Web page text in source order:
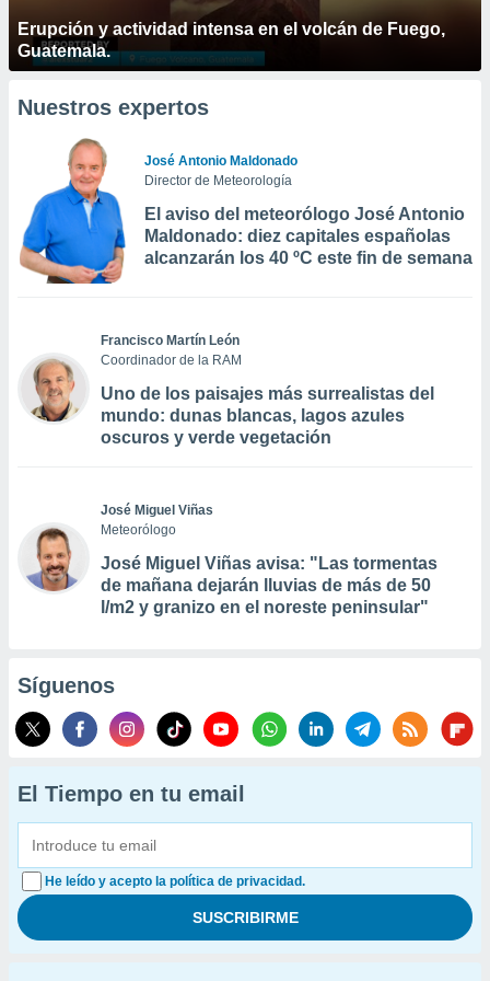
Erupción y actividad intensa en el volcán de Fuego,
Guatemala.
Nuestros expertos
José Antonio Maldonado
Director de Meteorología
El aviso del meteorólogo José Antonio
Maldonado: diez capitales españolas
alcanzarán los 40 ºC este fin de semana
Francisco Martín León
Coordinador de la RAM
Uno de los paisajes más surrealistas del
mundo: dunas blancas, lagos azules
oscuros y verde vegetación
José Miguel Viñas
Meteorólogo
José Miguel Viñas avisa: "Las tormentas
de mañana dejarán lluvias de más de 50
l/m2 y granizo en el noreste peninsular"
Síguenos
El Tiempo en tu email
He leído y acepto la política de privacidad.